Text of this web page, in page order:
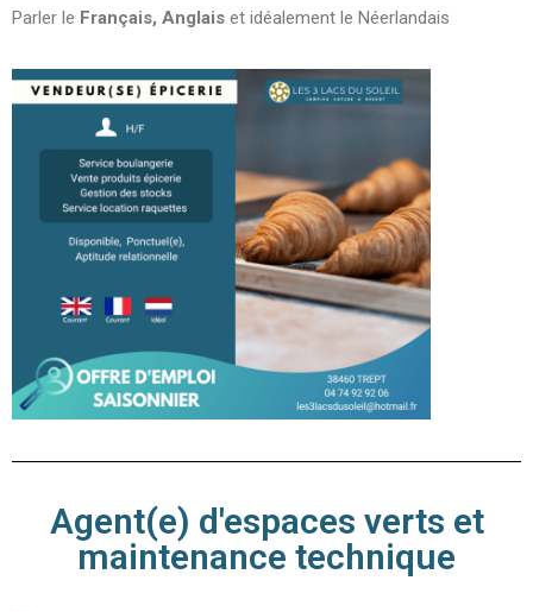
Parler le Français, Anglais et idéalement le Néerlandais
Agent(e) d'espaces verts et
maintenance technique